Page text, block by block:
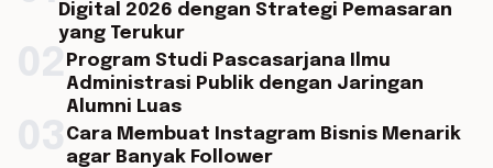
Digital 2026 dengan Strategi Pemasaran
yang Terukur
Program Studi Pascasarjana Ilmu
Administrasi Publik dengan Jaringan
Alumni Luas
Cara Membuat Instagram Bisnis Menarik
agar Banyak Follower